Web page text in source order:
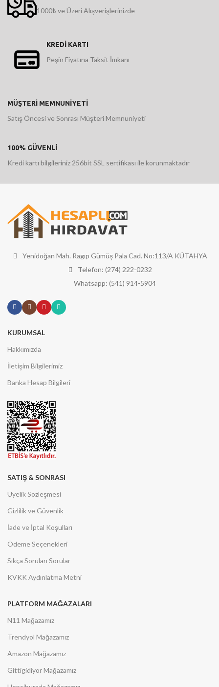
1000₺ ve Üzeri Alışverişlerinizde
KREDİ KARTI
Peşin Fiyatına Taksit İmkanı
MÜŞTERİ MEMNUNİYETİ
Satış Öncesi ve Sonrası Müşteri Memnuniyeti
100% GÜVENLİ
Kredi kartı bilgileriniz 256bit SSL sertifikası ile korunmaktadır
Yenidoğan Mah. Ragıp Gümüş Pala Cad. No:113/A KÜTAHYA
Telefon: (274) 222-0232
Whatsapp: (541) 914-5904
KURUMSAL
Hakkımızda
İletişim Bilgilerimiz
Banka Hesap Bilgileri
SATIŞ & SONRASI
Üyelik Sözleşmesi
Gizlilik ve Güvenlik
İade ve İptal Koşulları
Ödeme Seçenekleri
Sıkça Sorulan Sorular
KVKK Aydınlatma Metni
PLATFORM MAĞAZALARI
N11 Mağazamız
Trendyol Mağazamız
Amazon Mağazamız
Gittigidiyor Mağazamız